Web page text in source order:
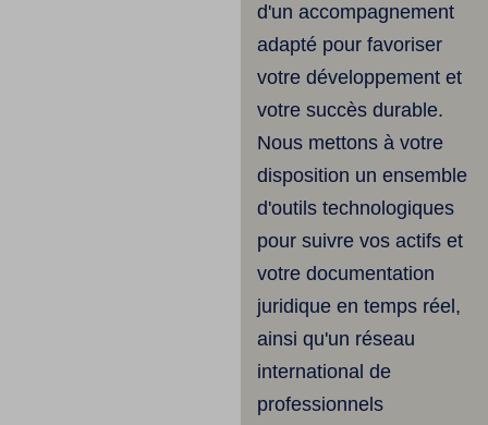
d'un accompagnement
adapté pour favoriser
votre développement et
votre succès durable.
Nous mettons à votre
disposition un ensemble
d'outils technologiques
pour suivre vos actifs et
votre documentation
juridique en temps réel,
ainsi qu'un réseau
international de
professionnels